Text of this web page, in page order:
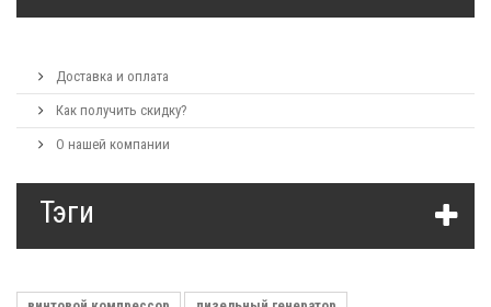
Доставка и оплата
Как получить скидку?
О нашей компании
Тэги